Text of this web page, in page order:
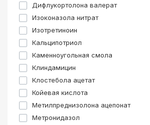
Дифлукортолона валерат
Изоконазола нитрат
Изотретиноин
Кальципотриол
Каменноугольная смола
Клиндамицин
Клостебола ацетат
Койевая кислота
Метилпреднизолона ацепонат
Метронидазол